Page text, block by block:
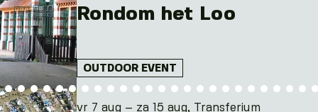
Rondom het Loo
OUTDOOR EVENT
vr 7 aug – za 15 aug, Transferium